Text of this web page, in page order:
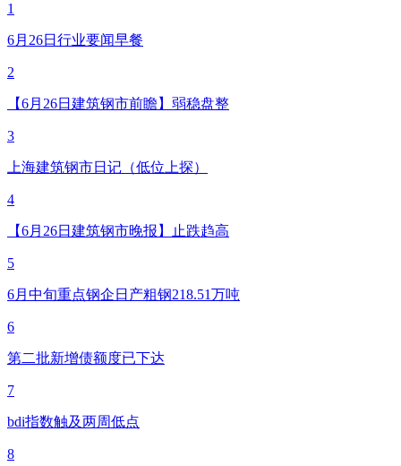
1
6月26日行业要闻早餐
2
【6月26日建筑钢市前瞻】弱稳盘整
3
上海建筑钢市日记（低位上探）
4
【6月26日建筑钢市晚报】止跌趋高
5
6月中旬重点钢企日产粗钢218.51万吨
6
第二批新增债额度已下达
7
bdi指数触及两周低点
8